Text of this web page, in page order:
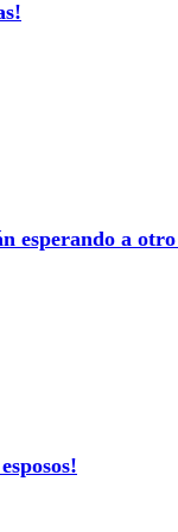
esperando a